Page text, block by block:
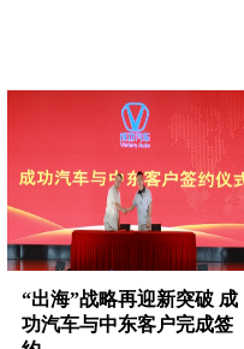
“出海”战略再迎新突破 成
功汽车与中东客户完成签